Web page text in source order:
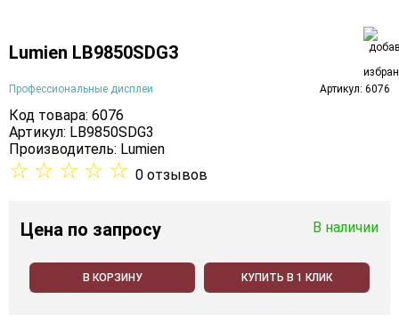
Lumien LB9850SDG3
Профессиональные дисплеи Артикул: 6076
Код товара: 6076
Артикул: LB9850SDG3
Производитель: Lumien
☆ ☆ ☆ ☆ ☆ 0 отзывов
Цена по запросу В наличии
В КОРЗИНУ КУПИТЬ В 1 КЛИК